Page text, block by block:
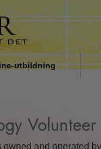
utbildning
and operated